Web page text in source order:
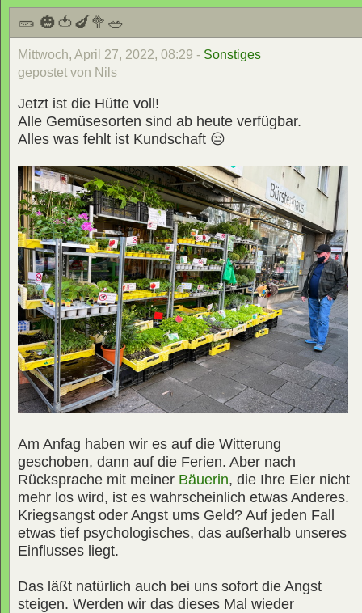
🥒 🎃🍅🍆🥦🥗
Mittwoch, April 27, 2022, 08:29 - Sonstiges
gepostet von Nils
Jetzt ist die Hütte voll!
Alle Gemüsesorten sind ab heute verfügbar.
Alles was fehlt ist Kundschaft 😒
Am Anfag haben wir es auf die Witterung
geschoben, dann auf die Ferien. Aber nach
Rücksprache mit meiner Bäuerin, die Ihre Eier nicht
mehr los wird, ist es wahrscheinlich etwas Anderes.
Kriegsangst oder Angst ums Geld? Auf jeden Fall
etwas tief psychologisches, das außerhalb unseres
Einflusses liegt.
Das läßt natürlich auch bei uns sofort die Angst
steigen. Werden wir das dieses Mal wieder